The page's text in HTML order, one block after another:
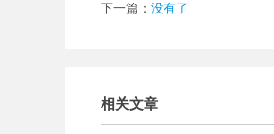
下一篇： 没有了
相关文章